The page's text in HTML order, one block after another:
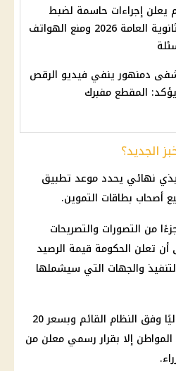
يعلن إجراءات حاسمة لضبط
امتحانات الثانوية العامة 2026 ومنع الهواتف
دمنهور ينفي فيديو الرقص
المقطع مفبرك
الجديد؟
نهائي يحدد موعد تطبيق
أصحاب بطاقات التموين.
من التصورات والتصريحات
أن تعلن الحكومة قيمة الرصيد
والجهات التي سيشملها
ولذلك يستمر صرف الخبز حاليًا وفق النظام القائم وبسعر 20
إلا بقرار رسمي معلن من